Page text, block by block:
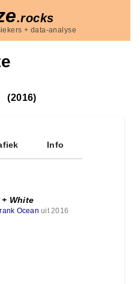
.rocks
+ data-analyse
(2016)
Info
White
Ocean uit 2016